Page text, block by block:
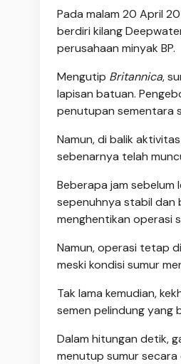
Pada malam 20 April
berdiri kilang
perusahaan minyak BP.
Mengutip Britannica,
lapisan batuan.
penutupan sementara
Namun, di balik
sebenarnya telah
Beberapa jam sebelum
sepenuhnya stabil dan
menghentikan operasi
Namun, operasi tetap
meski kondisi sumur
Tak lama kemudian,
semen pelindung yang
Dalam hitungan detik,
menutup sumur